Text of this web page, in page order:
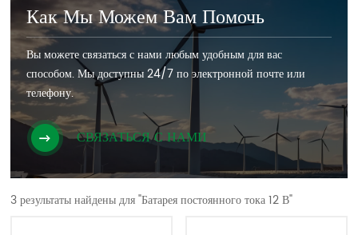
Как Мы Можем Вам Помочь
Вы можете связаться с нами любым удобным для вас
способом. Мы доступны 24/7 по электронной почте или
телефону.
СВЯЗАТЬСЯ С НАМИ
3 результаты найдены для "Батарея постоянного тока 12 В"